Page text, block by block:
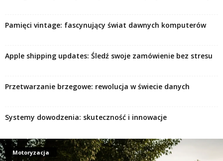
Pamięci vintage: fascynujący świat dawnych komputerów
Apple shipping updates: Śledź swoje zamówienie bez stresu
Przetwarzanie brzegowe: rewolucja w świecie danych
Systemy dowodzenia: skuteczność i innowacje
Motoryzacja